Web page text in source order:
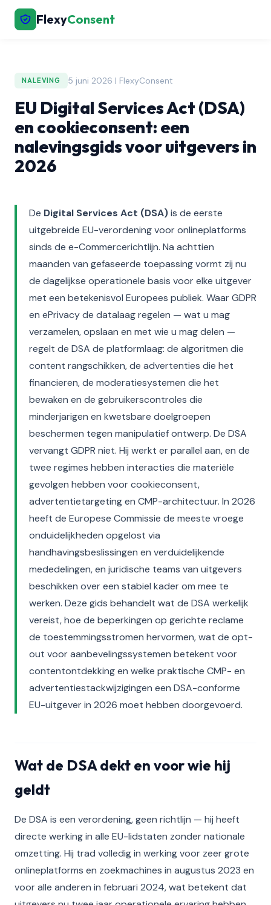
FlexyConsent
NALEVING 5 juni 2026 | FlexyConsent
EU Digital Services Act (DSA)
en cookieconsent: een
nalevingsgids voor uitgevers in
2026
De Digital Services Act (DSA)is de eerste
uitgebreide EU-verordening voor onlineplatforms
sinds de e-Commercerichtlijn. Na achttien
maanden van gefaseerde toepassing vormt zij nu
de dagelijkse operationele basis voor elke uitgever
met een betekenisvol Europees publiek. Waar GDPR
en ePrivacy de datalaag regelen — wat u mag
verzamelen, opslaan en met wie u mag delen —
regelt de DSA de platformlaag: de algoritmen die
content rangschikken, de advertenties die het
financieren, de moderatiesystemen die het
bewaken en de gebruikerscontroles die
minderjarigen en kwetsbare doelgroepen
beschermen tegen manipulatief ontwerp. De DSA
vervangt GDPR niet. Hij werkt er parallel aan, en de
twee regimes hebben interacties die materiële
gevolgen hebben voor cookieconsent,
advertentietargeting en CMP-architectuur. In 2026
heeft de Europese Commissie de meeste vroege
onduidelijkheden opgelost via
handhavingsbeslissingen en verduidelijkende
mededelingen, en juridische teams van uitgevers
beschikken over een stabiel kader om mee te
werken. Deze gids behandelt wat de DSA werkelijk
vereist, hoe de beperkingen op gerichte reclame
de toestemmingsstromen hervormen, wat de opt-
out voor aanbevelingssystemen betekent voor
contentontdekking en welke praktische CMP- en
advertentiestackwijzigingen een DSA-conforme
EU-uitgever in 2026 moet hebben doorgevoerd.
Wat de DSA dekt en voor wie hij
geldt
De DSA is een verordening, geen richtlijn — hij heeft
directe werking in alle EU-lidstaten zonder nationale
omzetting. Hij trad volledig in werking voor zeer grote
onlineplatforms en zoekmachines in augustus 2023 en
voor alle anderen in februari 2024, wat betekent dat